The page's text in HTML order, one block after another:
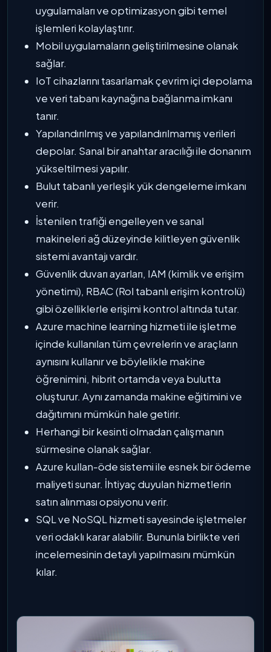
uygulamaları ve optimizasyon gibi temel
işlemleri kolaylaştırır.
Mobil uygulamaların geliştirilmesine olanak
sağlar.
IoT cihazlarını tasarlamak çevrim içi depolama
ve veri tabanı kaynağına bağlanma imkanı
tanır.
Yapılandırılmış ve yapılandırılmamış verileri
depolar. Sanal bir anahtar aracılığı ile donanım
yükseltilmesi yapılır.
Bulut tabanlı yerleşik yük dengeleme imkanı
verir.
İstenilen trafiği engelleyen ve sanal
makineleri ağ düzeyinde kilitleyen güvenlik
sistemi avantajı vardır.
Güvenlik duvarı ayarları, IAM (kimlik ve erişim
yönetimi), RBAC (Rol tabanlı erişim kontrolü)
gibi özelliklerle erişimi kontrol altında tutar.
Azure machine learning hizmeti ile işletme
içinde kullanılan tüm çevrelerin ve araçların
aynısını kullanır ve böylelikle makine
öğrenimini, hibrit ortamda veya bulutta
oluşturur. Aynı zamanda makine eğitimini ve
dağıtımını mümkün hale getirir.
Herhangi bir kesinti olmadan çalışmanın
sürmesine olanak sağlar.
Azure kullan-öde sistemi ile esnek bir ödeme
maliyeti sunar. İhtiyaç duyulan hizmetlerin
satın alınması opsiyonu verir.
SQL ve NoSQL hizmeti sayesinde işletmeler
veri odaklı karar alabilir. Bununla birlikte veri
incelemesinin detaylı yapılmasını mümkün
kılar.